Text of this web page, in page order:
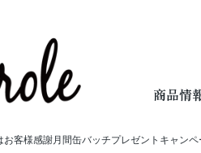
客様感謝月間缶バッチプレゼントキャンペ